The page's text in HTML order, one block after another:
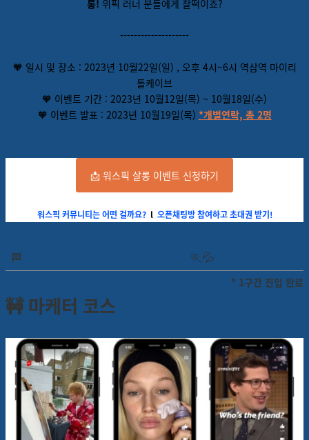
롱! 위픽 러너 분들에게 찰떡이죠?
--------------------
🧡 일시 및 장소 : 2023년 10월22일(일) , 오후 4시~6시 역삼역 마이리
틀케이브
🧡 이벤트 기간 : 2023년 10월12일(목) ~ 10월18일(수)
🧡 이벤트 발표 : 2023년 10월19일(목) *개별연락, 총 2명
📩 워스픽 살롱 이벤트 신청하기
워스픽 커뮤니티는 어떤 걸까요? l 오픈채팅방 참여하고 초대권 받기!
🏁 🏃💦
* 1구간 진입 완료
🚧 마케터 코스